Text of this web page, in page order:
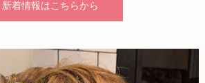
新着情報はこちらから